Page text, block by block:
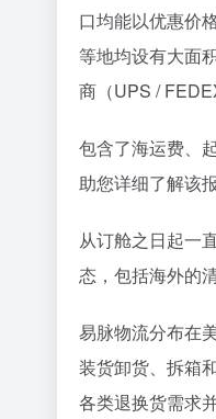
口均能以优惠价
等地均设有大面
商（UPS /
包含了海运费、
助您详细了解该
从订舱之日起一
态，包括海外的
易脉物流分布在
装货卸货、拆箱
各类退换货需求